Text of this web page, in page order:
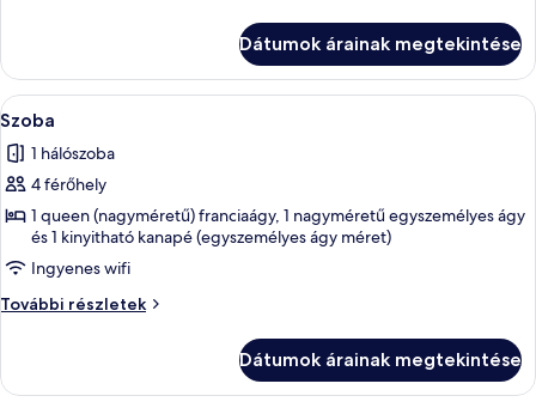
Dátumok árainak megtekintése
A
következő
szoba
összes
képének
megtekintése:
Szoba
Egy szállodai szoba, amelyben egy
5
Szoba
1 hálószoba
4 férőhely
1 queen (nagyméretű) franciaágy, 1 nagyméretű egyszemélyes ágy
és 1 kinyitható kanapé (egyszemélyes ágy méret)
Ingyenes wifi
További részletek
Szoba
Dátumok árainak megtekintése